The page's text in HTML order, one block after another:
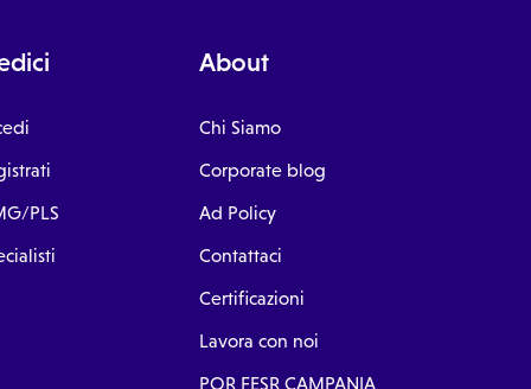
PLS
About
Chi Siamo
Corporate blog
Ad Policy
Contattaci
Certificazioni
Lavora con noi
POR FESR CAMPANIA